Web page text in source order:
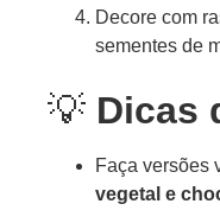
Decore com
sementes de
💡 Dicas
Faça versões
vegetal e